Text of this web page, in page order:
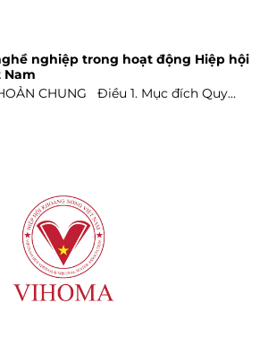
nghiệp trong hoạt động Hiệp hội
Nam
CHUNG Điều 1. Mục đích Quy...